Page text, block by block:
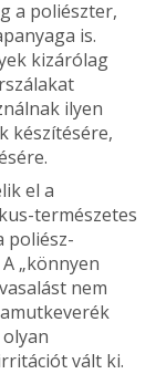
a poliészter,
is.
kizárólag
ilyen
készítésére,
el a
természetes
poliész­
„könnyen
nem
vált ki.